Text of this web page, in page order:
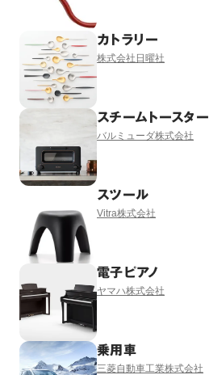
カトラリー
株式会社日曜社
スチームトースター
バルミューダ株式会社
スツール
Vitra株式会社
電子ピアノ
ヤマハ株式会社
乗用車
三菱自動車工業株式会社